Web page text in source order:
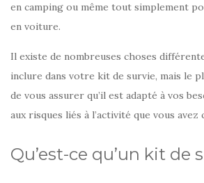
en camping ou même tout simplement
en voiture.
Il existe de nombreuses choses
inclure dans votre kit de survie, mais le
de vous assurer qu’il est adapté à vos
aux risques liés à l’activité que vous avez
Qu’est-ce qu’un kit de